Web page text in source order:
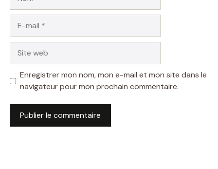
mail
web
Enregistrer mon nom, mon e-mail et mon site dans le
navigateur pour mon prochain commentaire.